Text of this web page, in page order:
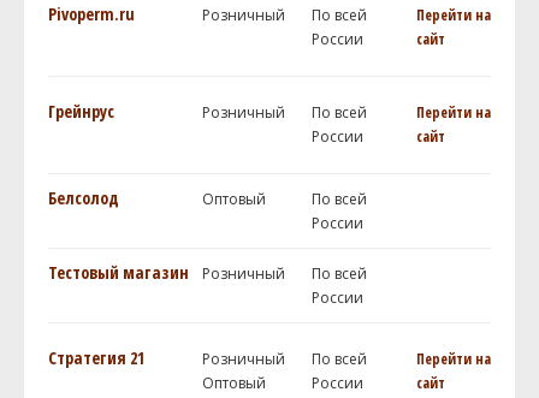
Pivoperm.ru Розничный
По всей
России
Перейти на
сайт
Грейнрус Розничный
По всей
России
Перейти на
сайт
Белсолод Оптовый
По всей
России
Тестовый магазин Розничный
По всей
России
Стратегия 21
Розничный
Оптовый
По всей
России
Перейти на
сайт